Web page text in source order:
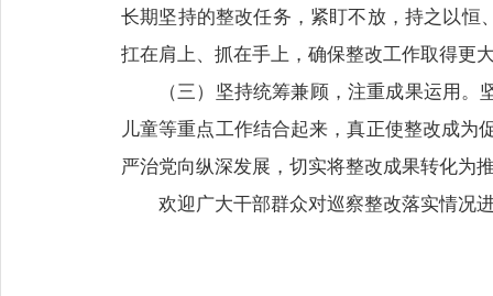
长期坚持的整改任务，紧盯不放，持之以恒
扛在肩上、抓在手上，确保整改工作取得更
（三）坚持统筹兼顾，注重成果运用
儿童等重点工作结合起来，真正使整改成为
严治党向纵深发展，切实将整改成果转化为
欢迎广大干部群众对巡察整改落实情况